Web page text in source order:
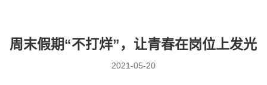
周末假期“不打烊”，让青春在岗位上发光
2021-05-20